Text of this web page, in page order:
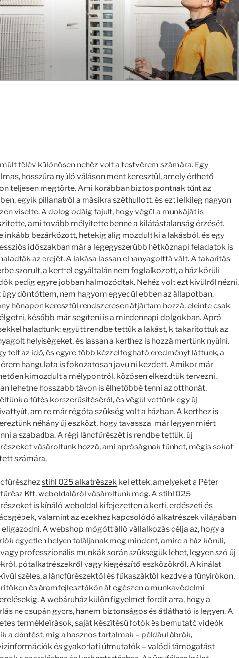
félév különösen nehéz volt a testvérem számára. Egy
hosszúra nyúló váláson ment keresztül, amely érthető
teljesen megtörte. Ami korábban biztos pontnak tűnt az
egyik pillanatról a másikra széthullott, és ezt lelkileg nagyon
viselte. A dolog odáig fajult, hogy végül a munkáját is
ami tovább mélyítette benne a kilátástalanság érzését.
inkább bezárkózott, hetekig alig mozdult ki a lakásból, és egy
időszakban már a legegyszerűbb hétköznapi feladatok is
az erejét. A lakása lassan elhanyagolttá vált. A takarítás
szorult, a kerttel egyáltalán nem foglalkozott, a ház körüli
pedig egyre jobban halmozódtak. Nehéz volt ezt kívülről nézni,
úgy döntöttem, nem hagyom egyedül ebben az állapotban.
hónapon keresztül rendszeresen átjártam hozzá, eleinte csak
később már segíteni is a mindennapi dolgokban. Apró
haladtunk: együtt rendbe tettük a lakást, kitakarítottuk az
helyiségeket, és lassan a kerthez is hozzá mertünk nyúlni.
telt az idő, és egyre több kézzelfogható eredményt láttunk, a
hangulata is fokozatosan javulni kezdett. Amikor már
kimozdult a mélypontról, közösen elkezdtük tervezni,
lehetne hosszabb távon is élhetőbbé tenni az otthonát.
a fűtés korszerűsítéséről, és végül vettünk egy új
amire már régóta szükség volt a házban. A kerthez is
néhány új eszközt, hogy tavasszal már legyen miért
a szabadba. A régi láncfűrészét is rendbe tettük, új
vásároltunk hozzá, ami apróságnak tűnhet, mégis sokat
számára.
stihl 025 alkatrészekkellettek, amelyeket a Péter
Kft. weboldaláról vásároltunk meg. A stihl 025
is kínáló weboldal kifejezetten a kerti, erdészeti és
valamint az ezekhez kapcsolódó alkatrészek világában
A webshop mögött álló vállalkozás célja az, hogy a
egyetlen helyen találjanak meg mindent, amire a ház körüli,
professzionális munkák során szükségük lehet, legyen szó új
pótalkatrészekről vagy kiegészítő eszközökről. A kínálat
széles, a láncfűrészektől és fűkaszáktól kezdve a fűnyírókon,
és áramfejlesztőkön át egészen a munkavédelmi
A webáruház külön figyelmet fordít arra, hogy a
ne csupán gyors, hanem biztonságos és átlátható is legyen. A
termékleírások, saját készítésű fotók és bemutató videók
a döntést, míg a hasznos tartalmak – például ábrák,
és gyakorlati útmutatók – valódi támogatást